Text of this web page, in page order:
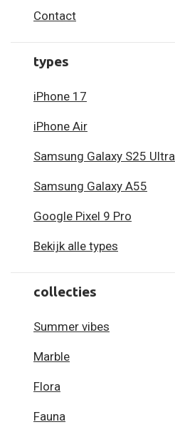
Contact
types
iPhone 17
iPhone Air
Samsung Galaxy S25 Ultra
Samsung Galaxy A55
Google Pixel 9 Pro
Bekijk alle types
collecties
Summer vibes
Marble
Flora
Fauna